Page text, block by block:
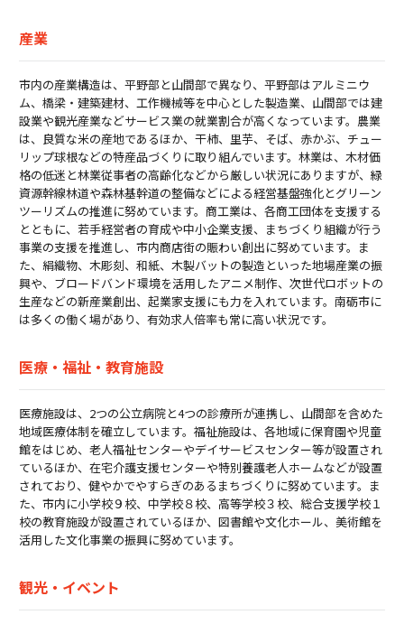
産業
市内の産業構造は、平野部と山間部で異なり、平野部はアルミニウ
ム、橋梁・建築建材、工作機械等を中心とした製造業、山間部では建
設業や観光産業などサービス業の就業割合が高くなっています。農業
は、良質な米の産地であるほか、干柿、里芋、そば、赤かぶ、チュー
リップ球根などの特産品づくりに取り組んでいます。林業は、木材価
格の低迷と林業従事者の高齢化などから厳しい状況にありますが、緑
資源幹線林道や森林基幹道の整備などによる経営基盤強化とグリーン
ツーリズムの推進に努めています。商工業は、各商工団体を支援する
とともに、若手経営者の育成や中小企業支援、まちづくり組織が行う
事業の支援を推進し、市内商店街の賑わい創出に努めています。ま
た、絹織物、木彫刻、和紙、木製バットの製造といった地場産業の振
興や、ブロードバンド環境を活用したアニメ制作、次世代ロボットの
生産などの新産業創出、起業家支援にも力を入れています。南砺市に
は多くの働く場があり、有効求人倍率も常に高い状況です。
医療・福祉・教育施設
医療施設は、2つの公立病院と4つの診療所が連携し、山間部を含めた
地域医療体制を確立しています。福祉施設は、各地域に保育園や児童
館をはじめ、老人福祉センターやデイサービスセンター等が設置され
ているほか、在宅介護支援センターや特別養護老人ホームなどが設置
されており、健やかでやすらぎのあるまちづくりに努めています。ま
た、市内に小学校９校、中学校８校、高等学校３校、総合支援学校１
校の教育施設が設置されているほか、図書館や文化ホール、美術館を
活用した文化事業の振興に努めています。
観光・イベント